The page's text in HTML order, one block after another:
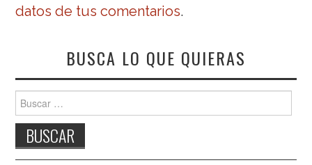
datos de tus comentarios.
BUSCA LO QUE QUIERAS
Buscar: